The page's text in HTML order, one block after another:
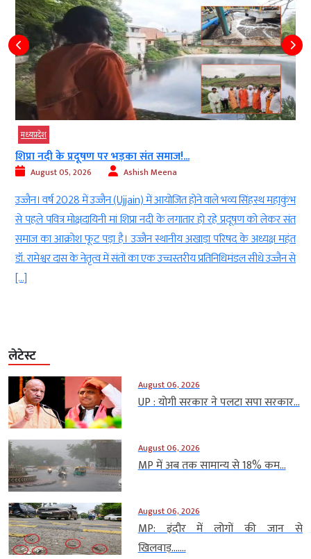
मध्‍यप्रदेश
शिप्रा नदी के प्रदूषण पर भड़का संत समाज!...
August 05, 2026 Ashish Meena
उज्जैन। वर्ष 2028 में उज्जैन (Ujjain) में आयोजित होने वाले भव्य सिंहस्थ महाकुंभ
से पहले पवित्र मोक्षदायिनी मां शिप्रा नदी के लगातार हो रहे प्रदूषण को लेकर संत
समाज का आक्रोश फूट पड़ा है। उज्जैन स्थानीय अखाड़ा परिषद के अध्यक्ष महंत
डॉ. रामेश्वर दास के नेतृत्व में संतों का एक उच्चस्तरीय प्रतिनिधिमंडल सीधे उज्जैन से
[…]
लेटेस्ट
August 06, 2026
UP : योगी सरकार ने पलटा सपा सरकार...
August 06, 2026
MP में अब तक सामान्य से 18% कम...
August 06, 2026
MP: इंदौर में लोगों की जान से
खिलवाड़…....